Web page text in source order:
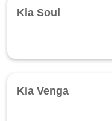
Kia Soul
Kia Venga